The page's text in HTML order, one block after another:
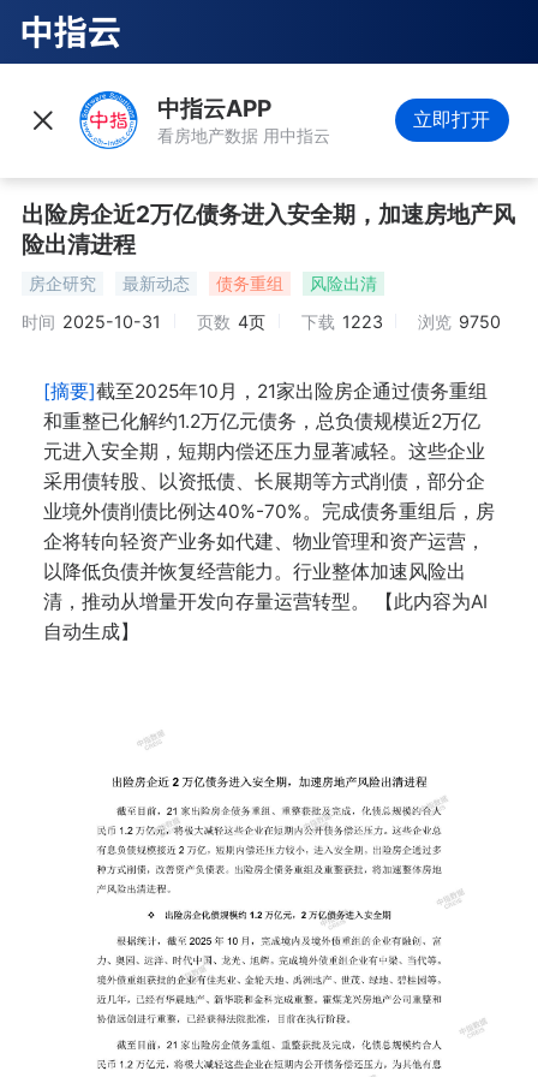
中指云APP
看房地产数据 用中指云
立即打开
出险房企近2万亿债务进入安全期，加速房地产风
险出清进程
房企研究 最新动态 债务重组
风险出清
时间 2025-10-31 页数 4页 下载 1223 浏览 9750
[摘要]截至2025年10月，21家出险房企通过债务重组
和重整已化解约1.2万亿元债务，总负债规模近2万亿
元进入安全期，短期内偿还压力显著减轻。这些企业
采用债转股、以资抵债、长展期等方式削债，部分企
业境外债削债比例达40%-70%。完成债务重组后，房
企将转向轻资产业务如代建、物业管理和资产运营，
以降低负债并恢复经营能力。行业整体加速风险出
清，推动从增量开发向存量运营转型。 【此内容为AI
自动生成】